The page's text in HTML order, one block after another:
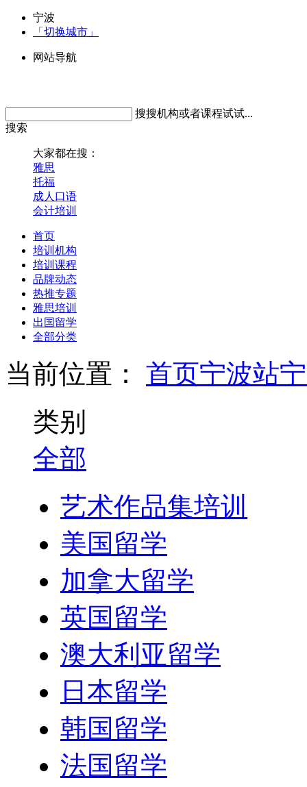
宁波
「切换城市」
网站导航
搜搜机构或者课程试试...
搜索
大家都在搜：
雅思
托福
成人口语
会计培训
首页
培训机构
培训课程
品牌动态
热推专题
雅思培训
出国留学
全部分类
当前位置： 首页宁波站
类别
全部
艺术作品集培训
美国留学
加拿大留学
英国留学
澳大利亚留学
日本留学
韩国留学
法国留学